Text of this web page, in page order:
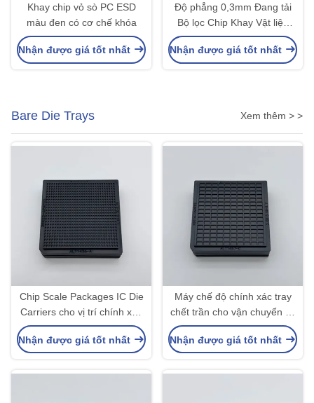
Khay chip vỏ sò PC ESD
màu đen có cơ chế khóa
Nhận được giá tốt nhất
Độ phẳng 0,3mm Đang tải
Bộ lọc Chip Khay Vật liệu
ABS
Nhận được giá tốt nhất
Bare Die Trays Xem thêm > >
Chip Scale Packages IC Die
Carriers cho vị trí chính xác
và xếp chồng
Nhận được giá tốt nhất
Máy chế độ chính xác tray
chết trần cho vận chuyển và
dịch vụ tùy chỉnh bằng đúc
phun
Nhận được giá tốt nhất